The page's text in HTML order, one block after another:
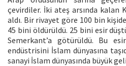
çevirdiler. İki ateş arsında kalan
aldı. Bir rivayet göre 100 bin
45 bini öldürüldü. 25 bini esir
Semerkant’a götürüldü. Bu
endüstrisini İslam dünyasına
sanayi İslam dünyasında büyük